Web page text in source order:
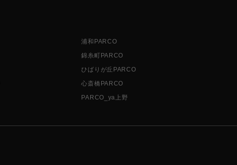
浦和PARCO
錦糸町PARCO
ひばりが丘PARCO
心斎橋PARCO
PARCO_ya上野